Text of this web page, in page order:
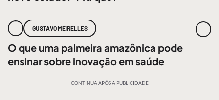
GUSTAVO MEIRELLES
O que uma palmeira amazônica pode
ensinar sobre inovação em saúde
CONTINUA APÓS A PUBLICIDADE